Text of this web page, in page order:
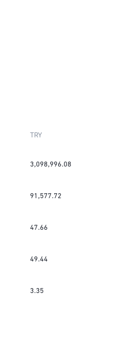
TRY
3,098,996.08
91,577.72
47.66
49.44
3.35